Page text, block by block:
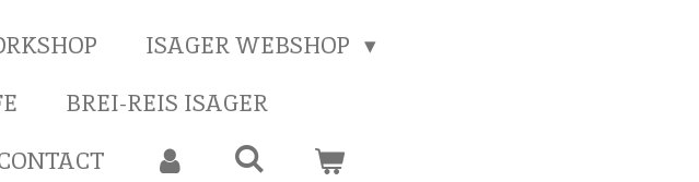
ISAGER WEBSHOP
BREI-REIS ISAGER